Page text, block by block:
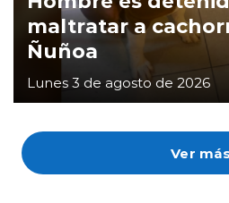
Ver
maltratar a
Ñuñoa
Lunes 3 de agosto de 2026